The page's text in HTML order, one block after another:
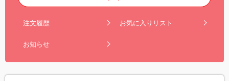
注文履歴 お気に入りリスト
お知らせ